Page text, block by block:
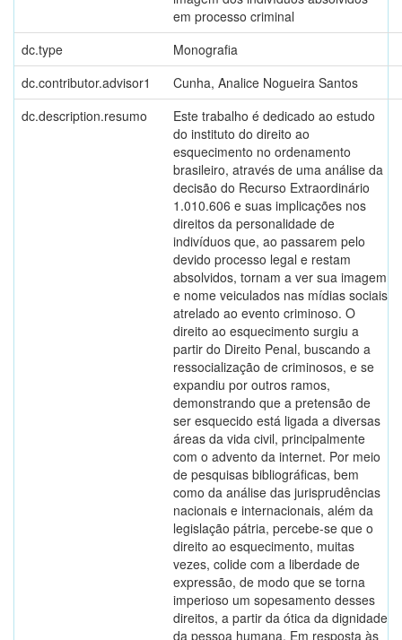
em processo criminal
dc.type
Monografia
dc.contributor.advisor1
Cunha, Analice Nogueira Santos
dc.description.resumo
Este trabalho é dedicado ao estudo
do instituto do direito ao
esquecimento no ordenamento
brasileiro, através de uma análise da
decisão do Recurso Extraordinário
1.010.606 e suas implicações nos
direitos da personalidade de
indivíduos que, ao passarem pelo
devido processo legal e restam
absolvidos, tornam a ver sua imagem
e nome veiculados nas mídias sociais
atrelado ao evento criminoso. O
direito ao esquecimento surgiu a
partir do Direito Penal, buscando a
ressocialização de criminosos, e se
expandiu por outros ramos,
demonstrando que a pretensão de
ser esquecido está ligada a diversas
áreas da vida civil, principalmente
com o advento da internet. Por meio
de pesquisas bibliográficas, bem
como da análise das jurisprudências
nacionais e internacionais, além da
legislação pátria, percebe-se que o
direito ao esquecimento, muitas
vezes, colide com a liberdade de
expressão, de modo que se torna
imperioso um sopesamento desses
direitos, a partir da ótica da dignidade
da pessoa humana. Em resposta às